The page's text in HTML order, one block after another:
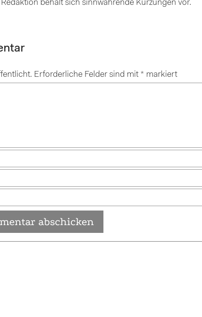
behält sich sinnwahrende Kürzungen vor.
Erforderliche Felder sind mit * markiert